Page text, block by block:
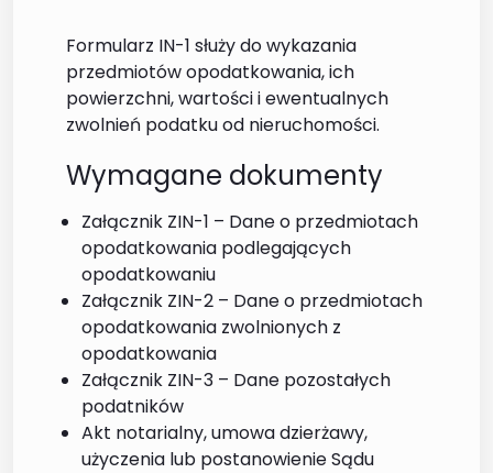
Formularz IN-1 służy do wykazania
przedmiotów opodatkowania, ich
powierzchni, wartości i ewentualnych
zwolnień podatku od nieruchomości.
Wymagane dokumenty
Załącznik ZIN-1 – Dane o przedmiotach
opodatkowania podlegających
opodatkowaniu
Załącznik ZIN-2 – Dane o przedmiotach
opodatkowania zwolnionych z
opodatkowania
Załącznik ZIN-3 – Dane pozostałych
podatników
Akt notarialny, umowa dzierżawy,
użyczenia lub postanowienie Sądu